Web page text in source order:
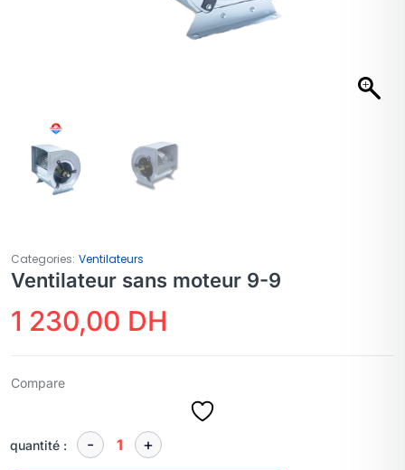
Categories: Ventilateurs
Ventilateur sans moteur 9-9
1 230,00 DH
Compare
quantité :